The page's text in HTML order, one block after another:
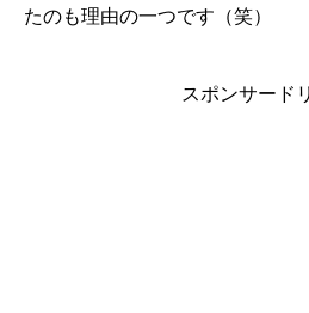
たのも理由の一つです（笑）
スポンサード